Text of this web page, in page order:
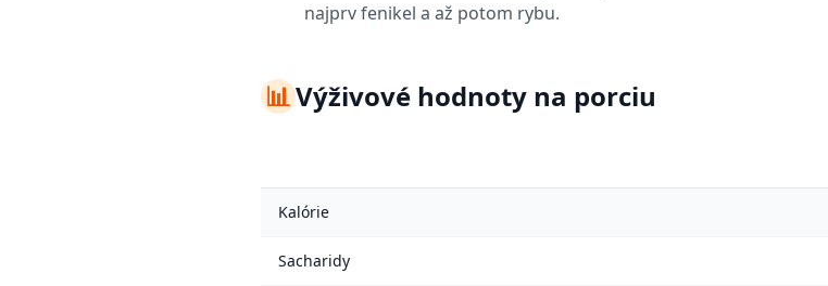
najprv fenikel a až potom rybu.
📊Výživové hodnoty na porciu
Kalórie
Sacharidy